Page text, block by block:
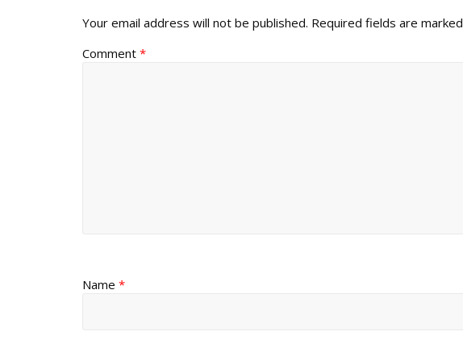
Your email address will not be published. Required fields are marked
Comment *
Name *